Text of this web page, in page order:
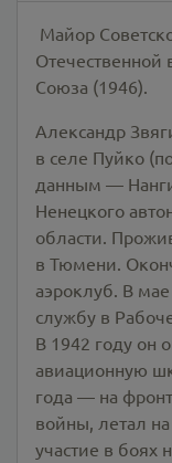
Майор
Отечественной
Союза (1946).
Александр
в селе Пуйко
данным —
Ненецкого
области.
в Тюмени.
аэроклуб. В
службу в
В 1942 году он
авиационную
года — на
войны, летал
участие в боях